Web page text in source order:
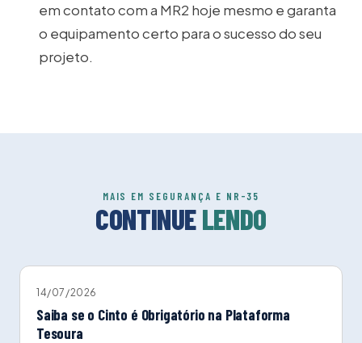
em contato com a MR2 hoje mesmo e garanta
o equipamento certo para o sucesso do seu
projeto.
MAIS EM SEGURANÇA E NR-35
CONTINUELENDO
14/07/2026
Saiba se o Cinto é Obrigatório na Plataforma
Tesoura